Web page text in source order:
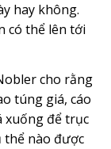
hay không.
có thể lên tới
cho rằng
túng giá, cáo
xuống để trục
thể nào được